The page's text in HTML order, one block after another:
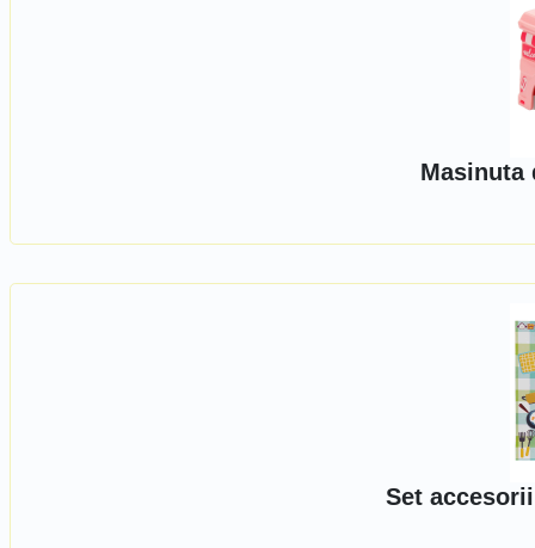
Masinuta
Set